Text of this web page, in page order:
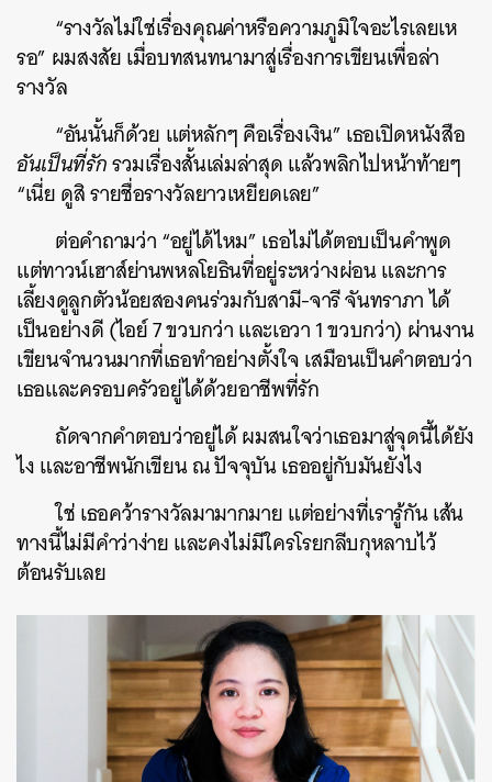
“รางวัลไม่ใช่เรื่องคุณค่าหรือความภูมิใจอะไรเลยเห
รอ” ผมสงสัย เมื่อบทสนทนามาสู่เรื่องการเขียนเพื่อล่า
รางวัล
“อันนั้นก็ด้วย แต่หลักๆ คือเรื่องเงิน” เธอเปิดหนังสือ
อันเป็นที่รักรวมเรื่องสั้นเล่มล่าสุด แล้วพลิกไปหน้าท้ายๆ
“เนี่ย ดูสิ รายชื่อรางวัลยาวเหยียดเลย”
ต่อคำถามว่า “อยู่ได้ไหม” เธอไม่ได้ตอบเป็นคำพูด
แต่ทาวน์เฮาส์ย่านพหลโยธินที่อยู่ระหว่างผ่อน และการ
เลี้ยงดูลูกตัวน้อยสองคนร่วมกับสามี-จารี จันทราภา ได้
เป็นอย่างดี (ไอย์ 7 ขวบกว่า และเอวา 1 ขวบกว่า) ผ่านงาน
เขียนจำนวนมากที่เธอทำอย่างตั้งใจ เสมือนเป็นคำตอบว่า
เธอและครอบครัวอยู่ได้ด้วยอาชีพที่รัก
ถัดจากคำตอบว่าอยู่ได้ ผมสนใจว่าเธอมาสู่จุดนี้ได้ยัง
ไง และอาชีพนักเขียน ณ ปัจจุบัน เธออยู่กับมันยังไง
ใช่ เธอคว้ารางวัลมามากมาย แต่อย่างที่เรารู้กัน เส้น
ทางนี้ไม่มีคำว่าง่าย และคงไม่มีใครโรยกลีบกุหลาบไว้
ต้อนรับเลย